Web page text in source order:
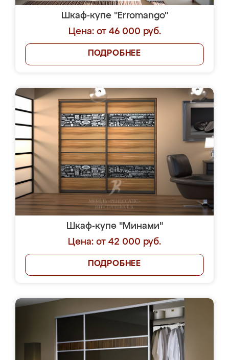
Шкаф-купе "Erromango"
Цена: от 46 000 руб.
ПОДРОБНЕЕ
Шкаф-купе "Минами"
Цена: от 42 000 руб.
ПОДРОБНЕЕ